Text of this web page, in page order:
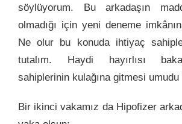
söylüyorum. Bu arkadaşın
olmadığı için yeni deneme
Ne olur bu konuda ihtiyaç
tutalım. Haydi hayırlısı
sahiplerinin kulağına gitmesi
Bir ikinci vakamız da Hipofizer